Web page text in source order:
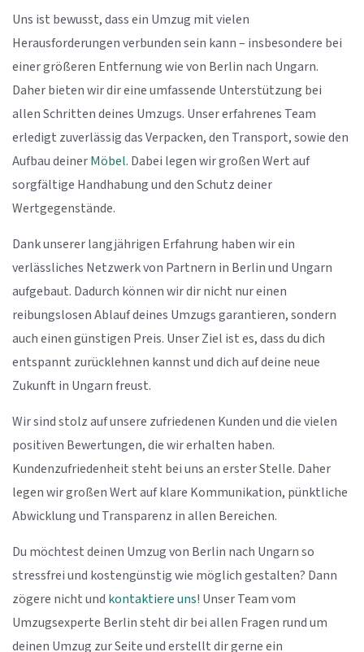
Uns ist bewusst, dass ein Umzug mit vielen
Herausforderungen verbunden sein kann – insbesondere bei
einer größeren Entfernung wie von Berlin nach Ungarn.
Daher bieten wir dir eine umfassende Unterstützung bei
allen Schritten deines Umzugs. Unser erfahrenes Team
erledigt zuverlässig das Verpacken, den Transport, sowie den
Aufbau deinerMöbel. Dabei legen wir großen Wert auf
sorgfältige Handhabung und den Schutz deiner
Wertgegenstände.
Dank unserer langjährigen Erfahrung haben wir ein
verlässliches Netzwerk von Partnern in Berlin und Ungarn
aufgebaut. Dadurch können wir dir nicht nur einen
reibungslosen Ablauf deines Umzugs garantieren, sondern
auch einen günstigen Preis. Unser Ziel ist es, dass du dich
entspannt zurücklehnen kannst und dich auf deine neue
Zukunft in Ungarn freust.
Wir sind stolz auf unsere zufriedenen Kunden und die vielen
positiven Bewertungen, die wir erhalten haben.
Kundenzufriedenheit steht bei uns an erster Stelle. Daher
legen wir großen Wert auf klare Kommunikation, pünktliche
Abwicklung und Transparenz in allen Bereichen.
Du möchtest deinen Umzug von Berlin nach Ungarn so
stressfrei und kostengünstig wie möglich gestalten? Dann
zögere nicht und kontaktiere uns! Unser Team vom
Umzugsexperte Berlin steht dir bei allen Fragen rund um
deinen Umzug zur Seite und erstellt dir gerne ein